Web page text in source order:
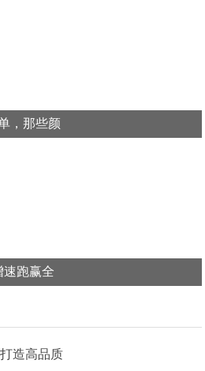
，那些颜
速跑赢全
造高品质